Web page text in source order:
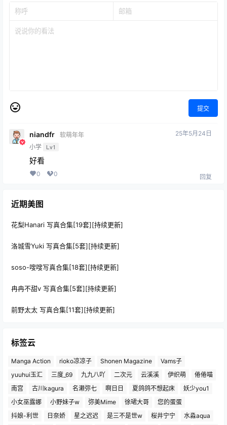
提交
niandfr
软萌年年
小学 Lv1
25年5月24日
好看
0 0 回复
近期美图
花梨Hanari 写真合集[19套][持续更新]
洛城雪Yuki 写真合集[5套][持续更新]
soso-嗖嗖写真合集[18套][持续更新]
冉冉不甜v 写真合集[5套][持续更新]
前野太太 写真合集[11套][持续更新]
标签云
Manga Action rioko凉凉子 Shonen Magazine
Vams子
yuuhui玉汇
三度_69 九九八吖 二次元 云溪溪 伊织萌
倦倦喵
南宫
古川kagura 名濑弥七 啊日日 夏鸽鸽不想起床
妖少you1
小女巫露娜
小野妹子w 弥美Mime 徐珺大哥
您的蛋蛋
抖娘-利世
日奈娇 星之迟迟 是三不是世w 桜井宁宁 水淼aqua